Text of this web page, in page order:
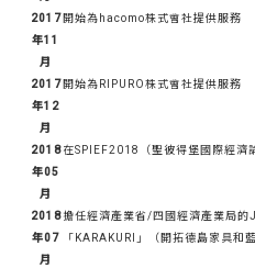
2017
年11
月
開始為hacomo株式會社提供服務
2017
年12
月
開始為RIPURO株式會社提供服務
2018
年05
月
在SPIEF2018（聖彼得堡國際經濟
2018
年07
月
擔任經濟產業省/四國經濟產業局的
「KARAKURI」（開拓德島家具和